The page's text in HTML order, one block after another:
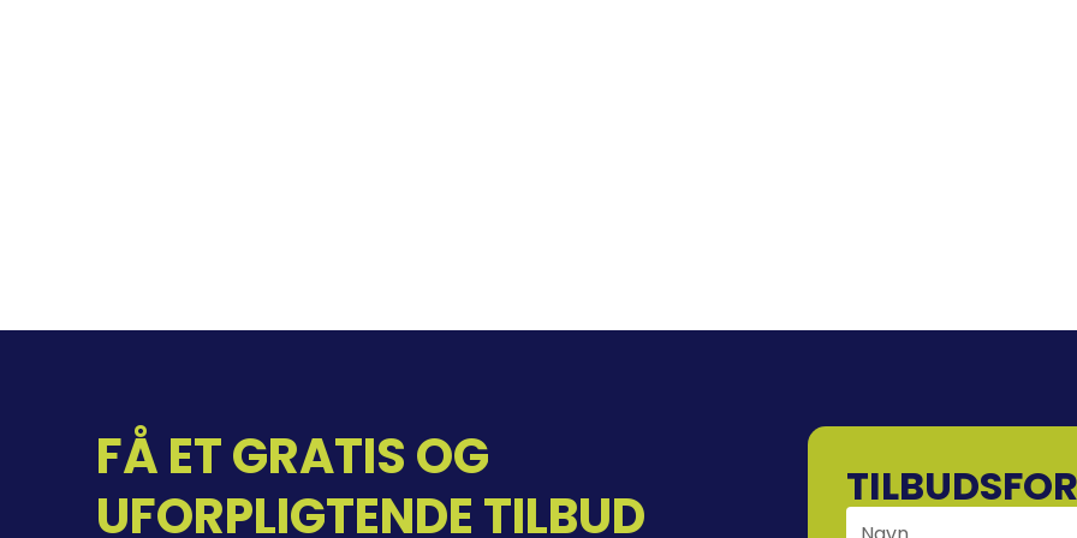
FÅ ET GRATIS OG
UFORPLIGTENDE TILBUD